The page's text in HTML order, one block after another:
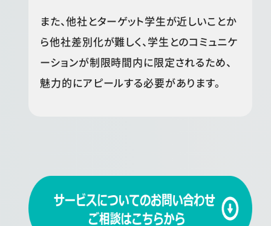
また、他社とターゲット学生が近しいことか
ら他社差別化が難しく、学生とのコミュニケ
ーションが制限時間内に限定されるため、
魅力的にアピールする必要があります。